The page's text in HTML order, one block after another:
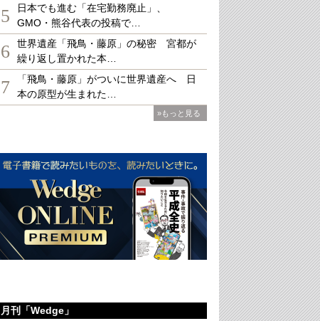
5
日本でも進む「在宅勤務廃止」、
GMO・熊谷代表の投稿で…
6
世界遺産「飛鳥・藤原」の秘密 宮都が
繰り返し置かれた本…
7
「飛鳥・藤原」がついに世界遺産へ 日
本の原型が生まれた…
»もっと見る
月刊「Wedge」